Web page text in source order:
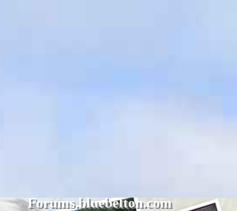
Forums.bluebelton.com